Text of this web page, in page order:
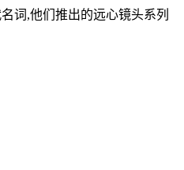
词,他们推出的远心镜头系列